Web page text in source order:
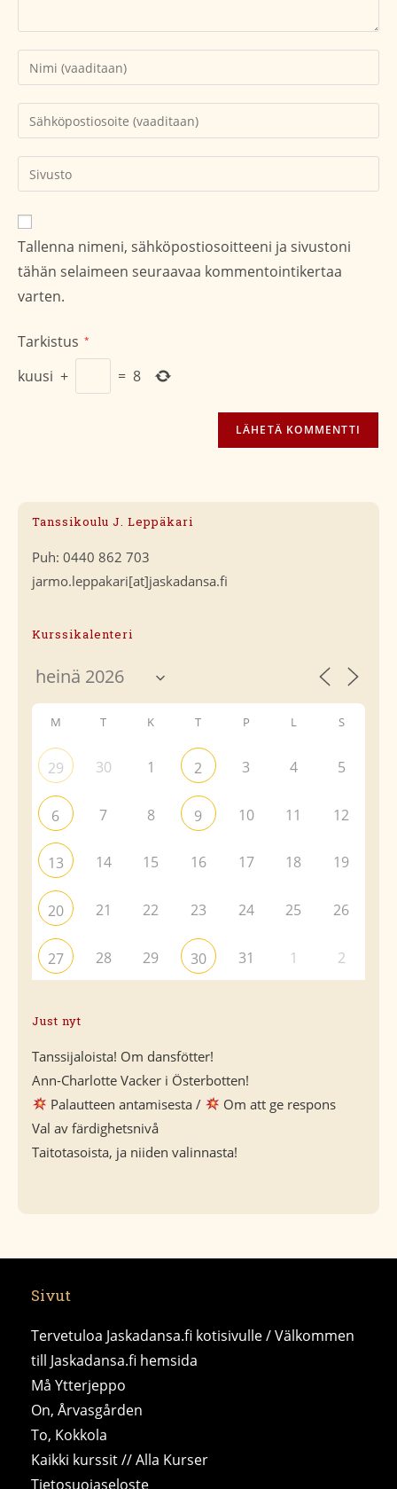
Kirjoita
nimesi
tai
käyttäjätunnuksesi
Kirjoita
sähköpostiosoitteesi
kommentoidaksesi
Kirjoita
sivustosi
verkko-
osoite/URL
(valinnainen)
Tallenna nimeni, sähköpostiosoitteeni ja sivustoni
tähän selaimeen seuraavaa kommentointikertaa
varten.
Tarkistus *
kuusi + = 8
Tanssikoulu J. Leppäkari
Puh: 0440 862 703
jarmo.leppakari[at]jaskadansa.fi
Kurssikalenteri
M T K T P L S
29 30 1 2 3 4 5
6 7 8 9 10 11 12
13 14 15 16 17 18 19
20 21 22 23 24 25 26
27 28 29 30 31 1 2
Just nyt
Tanssijaloista! Om dansfötter!
Ann-Charlotte Vacker i Österbotten!
Palautteen antamisesta /
Om att ge respons
Val av färdighetsnivå
Taitotasoista, ja niiden valinnasta!
Sivut
Tervetuloa Jaskadansa.fi kotisivulle / Välkommen
till Jaskadansa.fi hemsida
Må Ytterjeppo
On, Årvasgården
To, Kokkola
Kaikki kurssit // Alla Kurser
Tietosuojaseloste